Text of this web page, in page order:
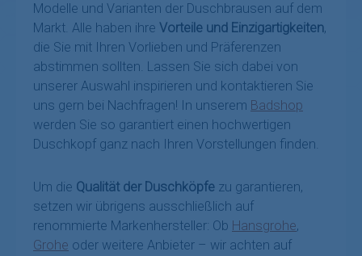
Modelle und Varianten der Duschbrausen auf dem
Markt. Alle haben ihre Vorteile und Einzigartigkeiten,
die Sie mit Ihren Vorlieben und Präferenzen
abstimmen sollten. Lassen Sie sich dabei von
unserer Auswahl inspirieren und kontaktieren Sie
uns gern bei Nachfragen! In unserem Badshop
werden Sie so garantiert einen hochwertigen
Duschkopf ganz nach Ihren Vorstellungen finden.
Um die Qualität der Duschköpfe zu garantieren,
setzen wir übrigens ausschließlich auf
renommierte Markenhersteller: Ob Hansgrohe,
Grohe oder weitere Anbieter – wir achten auf